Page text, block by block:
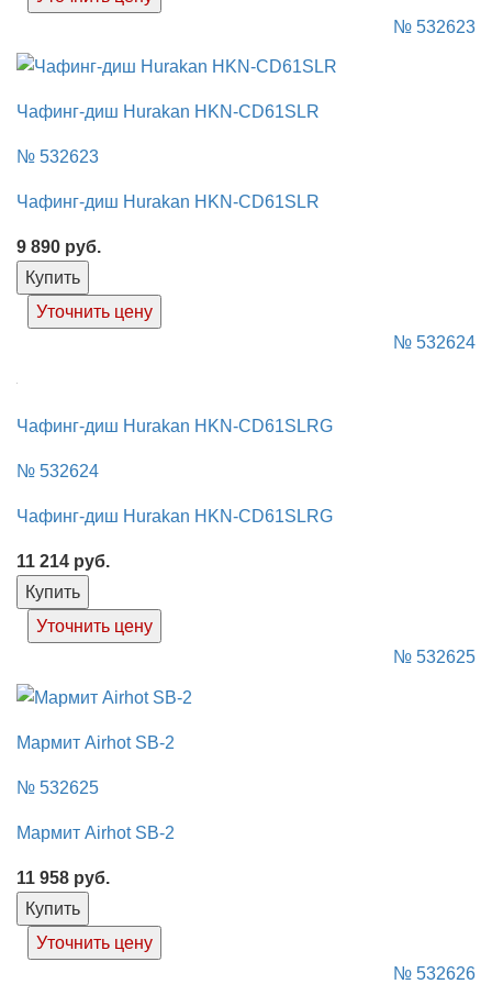
№ 532623
Чафинг-диш Hurakan HKN-CD61SLR
№ 532623
Чафинг-диш Hurakan HKN-CD61SLR
9 890 руб.
Купить
Уточнить цену
№ 532624
Чафинг-диш Hurakan HKN-CD61SLRG
№ 532624
Чафинг-диш Hurakan HKN-CD61SLRG
11 214 руб.
Купить
Уточнить цену
№ 532625
Мармит Airhot SB-2
№ 532625
Мармит Airhot SB-2
11 958 руб.
Купить
Уточнить цену
№ 532626